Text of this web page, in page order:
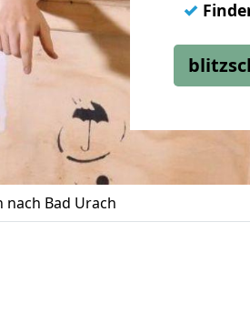
✓
nach Bad Urach